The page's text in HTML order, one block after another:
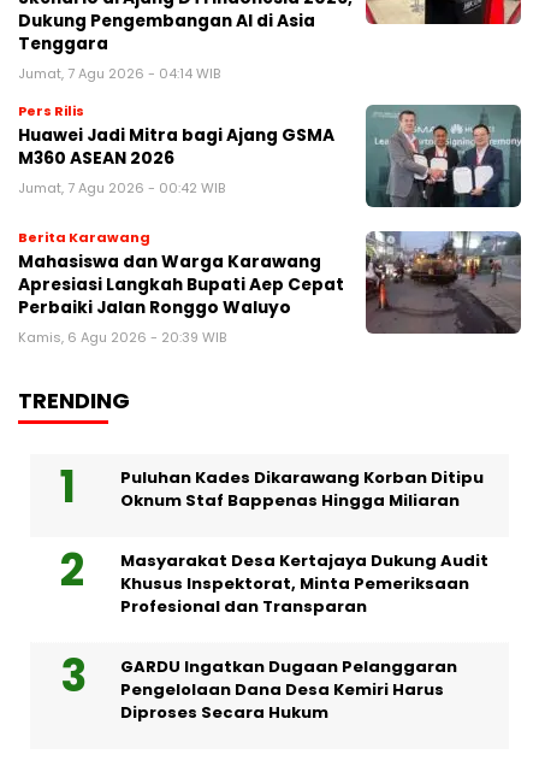
Dukung Pengembangan AI di Asia
Tenggara
Jumat, 7 Agu 2026 - 04:14 WIB
Pers Rilis
Huawei Jadi Mitra bagi Ajang GSMA
M360 ASEAN 2026
Jumat, 7 Agu 2026 - 00:42 WIB
Berita Karawang
Mahasiswa dan Warga Karawang
Apresiasi Langkah Bupati Aep Cepat
Perbaiki Jalan Ronggo Waluyo
Kamis, 6 Agu 2026 - 20:39 WIB
TRENDING
Puluhan Kades Dikarawang Korban Ditipu
Oknum Staf Bappenas Hingga Miliaran
Masyarakat Desa Kertajaya Dukung Audit
Khusus Inspektorat, Minta Pemeriksaan
Profesional dan Transparan
GARDU Ingatkan Dugaan Pelanggaran
Pengelolaan Dana Desa Kemiri Harus
Diproses Secara Hukum